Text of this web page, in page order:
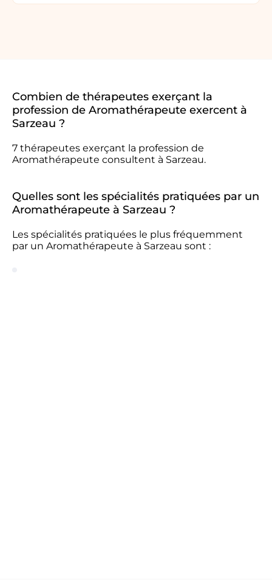
Combien de thérapeutes exerçant la
profession de Aromathérapeute exercent à
Sarzeau ?
7 thérapeutes exerçant la profession de
Aromathérapeute consultent à Sarzeau.
Quelles sont les spécialités pratiquées par un
Aromathérapeute à Sarzeau ?
Les spécialités pratiquées le plus fréquemment
par un Aromathérapeute à Sarzeau sont :